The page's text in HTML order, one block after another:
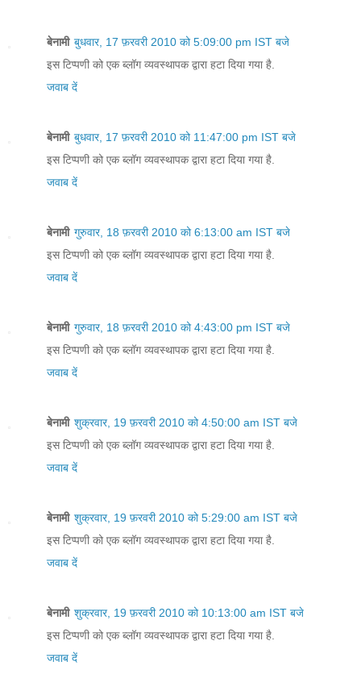
बेनामी बुधवार, 17 फ़रवरी 2010 को 5:09:00 pm IST बजे
इस टिप्पणी को एक ब्लॉग व्यवस्थापक द्वारा हटा दिया गया है.
जवाब दें
बेनामी बुधवार, 17 फ़रवरी 2010 को 11:47:00 pm IST बजे
इस टिप्पणी को एक ब्लॉग व्यवस्थापक द्वारा हटा दिया गया है.
जवाब दें
बेनामी गुरुवार, 18 फ़रवरी 2010 को 6:13:00 am IST बजे
इस टिप्पणी को एक ब्लॉग व्यवस्थापक द्वारा हटा दिया गया है.
जवाब दें
बेनामी गुरुवार, 18 फ़रवरी 2010 को 4:43:00 pm IST बजे
इस टिप्पणी को एक ब्लॉग व्यवस्थापक द्वारा हटा दिया गया है.
जवाब दें
बेनामी शुक्रवार, 19 फ़रवरी 2010 को 4:50:00 am IST बजे
इस टिप्पणी को एक ब्लॉग व्यवस्थापक द्वारा हटा दिया गया है.
जवाब दें
बेनामी शुक्रवार, 19 फ़रवरी 2010 को 5:29:00 am IST बजे
इस टिप्पणी को एक ब्लॉग व्यवस्थापक द्वारा हटा दिया गया है.
जवाब दें
बेनामी शुक्रवार, 19 फ़रवरी 2010 को 10:13:00 am IST बजे
इस टिप्पणी को एक ब्लॉग व्यवस्थापक द्वारा हटा दिया गया है.
जवाब दें